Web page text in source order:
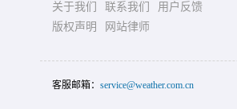
关于我们 联系我们
用户反馈
版权声明
网站律师
客服邮箱： service@weather.com.cn